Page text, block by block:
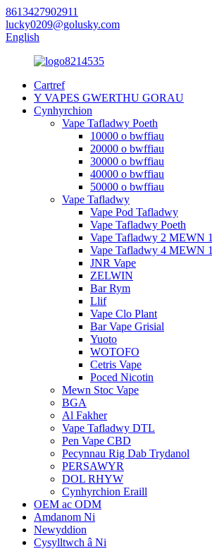
8613427902911
lucky0209@golusky.com
English
Cartref
Y VAPES GWERTHU GORAU
Cynhyrchion
Vape Tafladwy Poeth
10000 o bwffiau
20000 o bwffiau
30000 o bwffiau
40000 o bwffiau
50000 o bwffiau
Vape Tafladwy
Vape Pod Tafladwy
Vape Tafladwy Poeth
Vape Tafladwy 2 MEWN 1
Vape Tafladwy 4 MEWN 1
JNR Vape
ZELWIN
Bar Rym
Llif
Vape Clo Plant
Bar Vape Grisial
Yuoto
WOTOFO
Cetris Vape
Poced Nicotin
Mewn Stoc Vape
BGA
Al Fakher
Vape Tafladwy DTL
Pen Vape CBD
Pecynnau Rig Dab Trydanol
PERSAWYR
DOL RHYW
Cynhyrchion Eraill
OEM ac ODM
Amdanom Ni
Newyddion
Cysylltwch â Ni